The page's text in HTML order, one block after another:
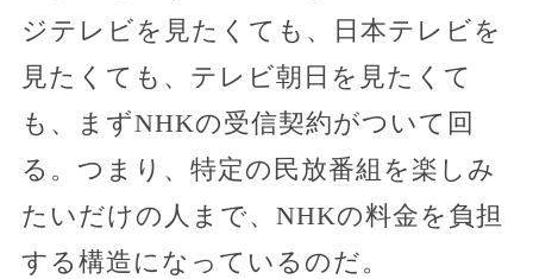
ジテレビを見たくても、日本テレビを
見たくても、テレビ朝日を見たくて
も、まずNHKの受信契約がついて回
る。つまり、特定の民放番組を楽しみ
たいだけの人まで、NHKの料金を負担
する構造になっているのだ。